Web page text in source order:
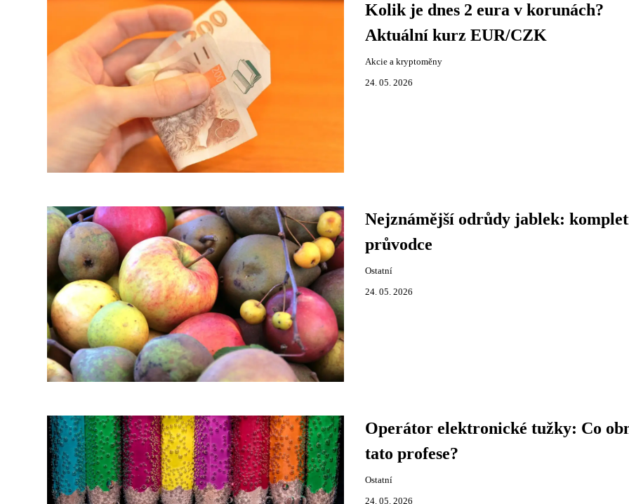
Kolik je dnes 2 eura v korunách?
Aktuální kurz EUR/CZK
Akcie a kryptoměny
24. 05. 2026
Nejznámější odrůdy jablek:
průvodce
Ostatní
24. 05. 2026
Operátor elektronické tužky: Co
tato profese?
Ostatní
24. 05. 2026